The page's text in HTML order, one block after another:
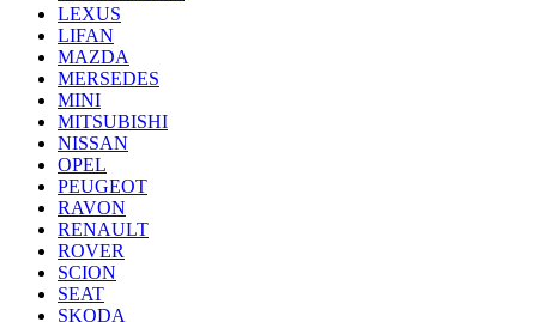
LEXUS
LIFAN
MAZDA
MERSEDES
MINI
MITSUBISHI
NISSAN
OPEL
PEUGEOT
RAVON
RENAULT
ROVER
SCION
SEAT
SKODA